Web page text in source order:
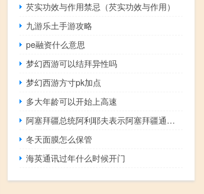
芡实功效与作用禁忌（芡实功效与作用）
九游乐土手游攻略
pe融资什么意思
梦幻西游可以结拜异性吗
梦幻西游方寸pk加点
多大年龄可以开始上高速
阿塞拜疆总统阿利耶夫表示阿塞拜疆通过在卡拉巴赫地区进行的“反恐行动”恢复了主权
冬天面膜怎么保管
海英通讯过年什么时候开门